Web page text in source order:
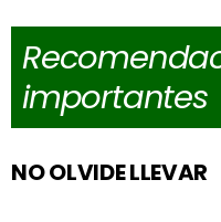
importantes
NO OLVIDE LLEVAR